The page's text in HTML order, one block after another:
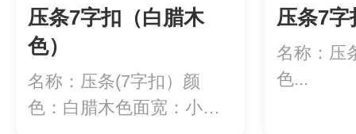
压条7字扣（白腊木
色）
名称：压条(7字扣）颜
色：白腊木色面宽：小直
压条7
名称：压
色...